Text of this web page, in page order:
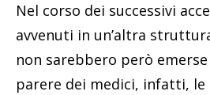
Nel corso dei successivi
avvenuti in un’altra
non sarebbero però
parere dei medici, infatti,